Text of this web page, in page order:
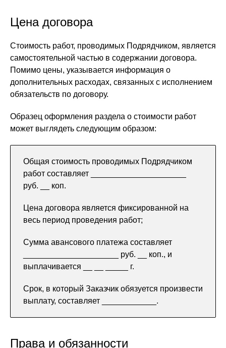
Цена договора
Стоимость работ, проводимых Подрядчиком, является
самостоятельной частью в содержании договора.
Помимо цены, указывается информация о
дополнительных расходах, связанных с исполнением
обязательств по договору.
Образец оформления раздела о стоимости работ
может выглядеть следующим образом:
Общая стоимость проводимых Подрядчиком
работ составляет _____________________
руб. __ коп.
Цена договора является фиксированной на
весь период проведения работ;
Сумма авансового платежа составляет
_____________________ руб. __ коп., и
выплачивается __ __ _____ г.
Срок, в который Заказчик обязуется произвести
выплату, составляет ____________.
Права и обязанности